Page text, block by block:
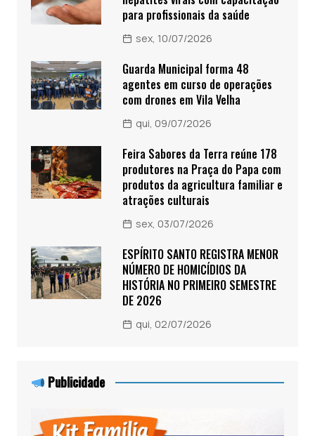
para profissionais da saúde
sex, 10/07/2026
Guarda Municipal forma 48
agentes em curso de operações
com drones em Vila Velha
qui, 09/07/2026
Feira Sabores da Terra reúne 178
produtores na Praça do Papa com
produtos da agricultura familiar e
atrações culturais
sex, 03/07/2026
ESPÍRITO SANTO REGISTRA MENOR
NÚMERO DE HOMICÍDIOS DA
HISTÓRIA NO PRIMEIRO SEMESTRE
DE 2026
qui, 02/07/2026
Publicidade